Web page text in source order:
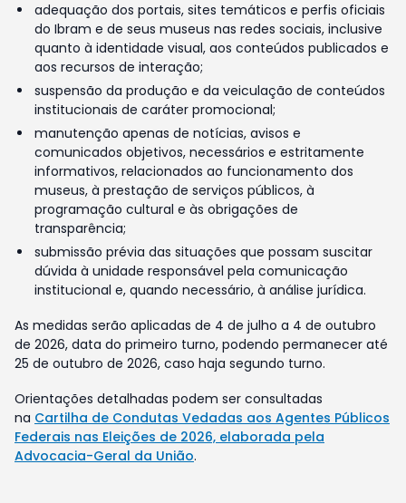
adequação dos portais, sites temáticos e perfis oficiais
do Ibram e de seus museus nas redes sociais, inclusive
quanto à identidade visual, aos conteúdos publicados e
aos recursos de interação;
suspensão da produção e da veiculação de conteúdos
institucionais de caráter promocional;
manutenção apenas de notícias, avisos e
comunicados objetivos, necessários e estritamente
informativos, relacionados ao funcionamento dos
museus, à prestação de serviços públicos, à
programação cultural e às obrigações de
transparência;
submissão prévia das situações que possam suscitar
dúvida à unidade responsável pela comunicação
institucional e, quando necessário, à análise jurídica.
As medidas serão aplicadas de 4 de julho a 4 de outubro
de 2026, data do primeiro turno, podendo permanecer até
25 de outubro de 2026, caso haja segundo turno.
Orientações detalhadas podem ser consultadas
na Cartilha de Condutas Vedadas aos Agentes Públicos
Federais nas Eleições de 2026, elaborada pela
Advocacia-Geral da União.